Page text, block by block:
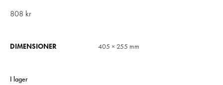
808 kr
DIMENSIONER 405 × 255 mm
I lager